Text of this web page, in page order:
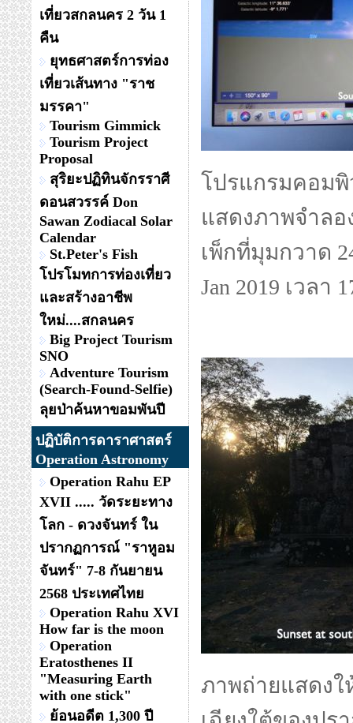
เที่ยวสกลนคร 2 วัน 1
คืน
ยุทธศาสตร์การท่อง
เที่ยวเส้นทาง "ราช
มรรคา"
Tourism Gimmick
Tourism Project
Proposal
สุริยะปฏิทินจักรราศี
ดอนสวรรค์ Don
Sawan Zodiacal Solar
Calendar
St.Peter's Fish
โปรโมทการท่องเที่ยว
และสร้างอาชีพ
ใหม่....สกลนคร
Big Project Tourism
SNO
Adventure Tourism
(Search-Found-Selfie)
ลุยป่าค้นหาขอมพันปี
ปฏิบัติการดาราศาสตร์
Operation Astronomy
Operation Rahu EP
XVII ..... วัดระยะทาง
โลก - ดวงจันทร์ ใน
ปรากฏการณ์ "ราหูอม
จันทร์" 7-8 กันยายน
2568 ประเทศไทย
Operation Rahu XVI
How far is the moon
Operation
Eratosthenes II
"Measuring Earth
with one stick"
ย้อนอดีต 1,300 ปี
โปรแกรมคอมพิ
แสดงภาพจำล
เพ็กที่มุมกวาด
Jan 2019 เวลา
ภาพถ่ายแสดง